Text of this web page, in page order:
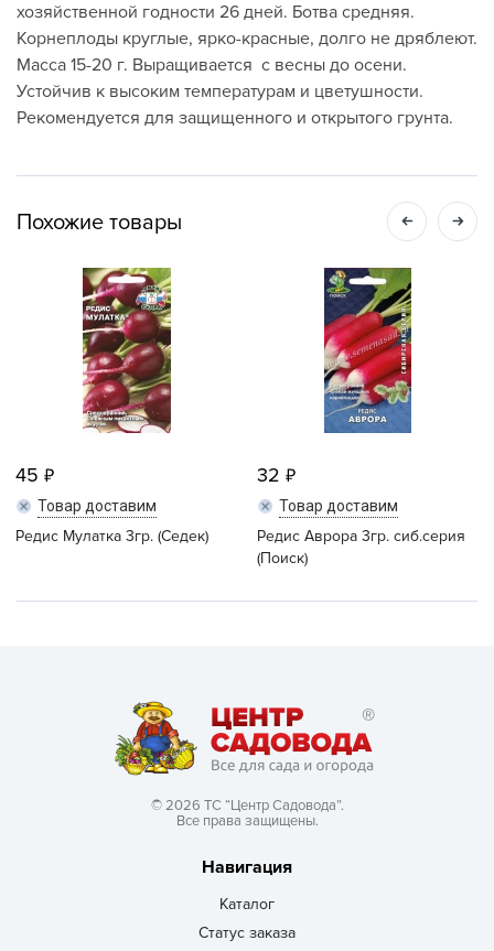
хозяйственной годности 26 дней. Ботва средняя.
Корнеплоды круглые, ярко-красные, долго не дряблеют.
Масса 15-20 г. Выращивается с весны до осени.
Устойчив к высоким температурам и цветушности.
Рекомендуется для защищенного и открытого грунта.
Похожие товары
45
Товар доставим
Редис Мулатка 3гр. (Седек)
32
Товар доставим
Редис Аврора 3гр. сиб.серия
(Поиск)
© 2026 ТС “Центр Садовода”.
Все права защищены.
Навигация
Каталог
Статус заказа